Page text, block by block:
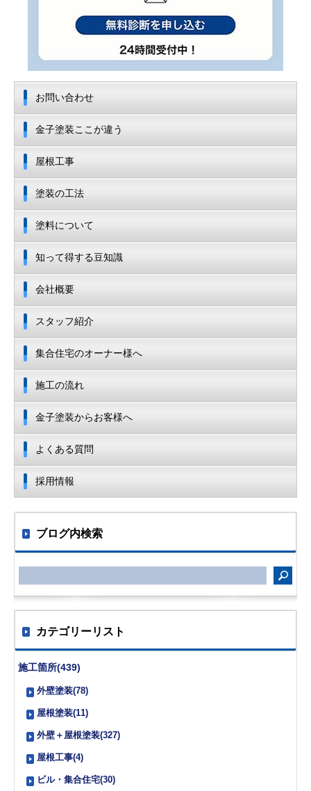
お問い合わせ
金子塗装ここが違う
屋根工事
塗装の工法
塗料について
知って得する豆知識
会社概要
スタッフ紹介
集合住宅のオーナー様へ
施工の流れ
金子塗装からお客様へ
よくある質問
採用情報
ブログ内検索
カテゴリーリスト
施工箇所(439)
外壁塗装(78)
屋根塗装(11)
外壁＋屋根塗装(327)
屋根工事(4)
ビル・集合住宅(30)